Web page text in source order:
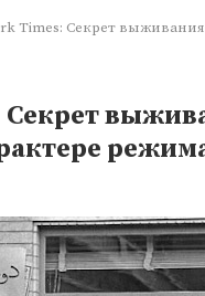
Times: Секрет
Секрет